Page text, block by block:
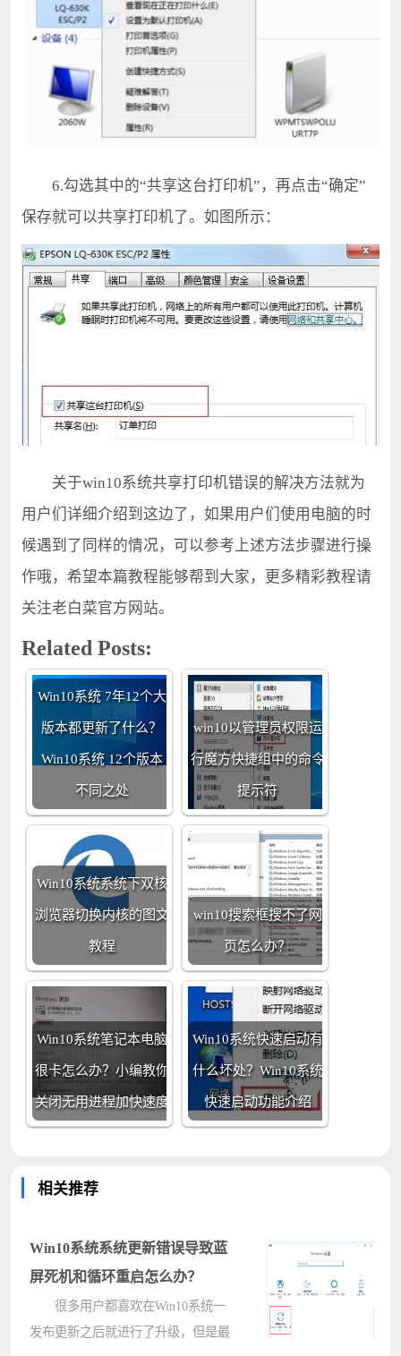
6.勾选其中的“共享这台打印机”，再点击“确定”
保存就可以共享打印机了。如图所示：
关于win10系统共享打印机错误的解决方法就为
用户们详细介绍到这边了，如果用户们使用电脑的时
候遇到了同样的情况，可以参考上述方法步骤进行操
作哦，希望本篇教程能够帮到大家，更多精彩教程请
关注老白菜官方网站。
Related Posts:
Win10系统 7年12个大
版本都更新了什么？
Win10系统 12个版本
不同之处
win10以管理员权限运
行魔方快捷组中的命令
提示符
Win10系统系统下双核
浏览器切换内核的图文
教程
win10搜索框搜不了网
页怎么办？
Win10系统笔记本电脑
很卡怎么办？小编教你
关闭无用进程加快速度
Win10系统快速启动有
什么坏处？Win10系统
快速启动功能介绍
相关推荐
Win10系统系统更新错误导致蓝
屏死机和循环重启怎么办？
很多用户都喜欢在Win10系统一
发布更新之后就进行了升级，但是最